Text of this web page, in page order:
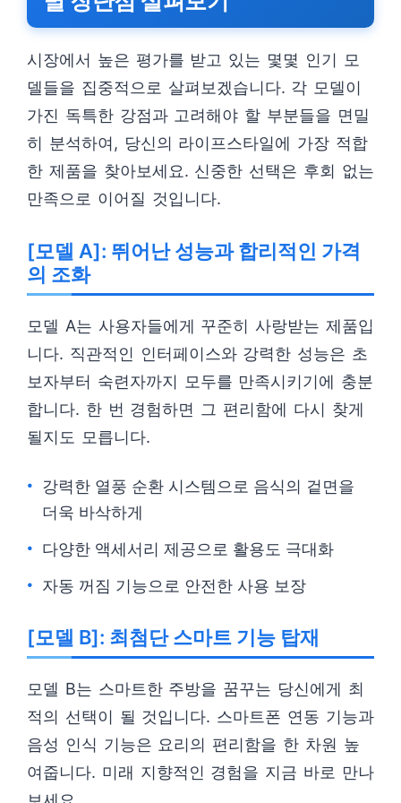
시장에서 높은 평가를 받고 있는 몇몇 인기 모
델들을 집중적으로 살펴보겠습니다. 각 모델이
가진 독특한 강점과 고려해야 할 부분들을 면밀
히 분석하여, 당신의 라이프스타일에 가장 적합
한 제품을 찾아보세요. 신중한 선택은 후회 없는
만족으로 이어질 것입니다.
[모델 A]: 뛰어난 성능과 합리적인 가격
의 조화
모델 A는 사용자들에게 꾸준히 사랑받는 제품입
니다. 직관적인 인터페이스와 강력한 성능은 초
보자부터 숙련자까지 모두를 만족시키기에 충분
합니다. 한 번 경험하면 그 편리함에 다시 찾게
될지도 모릅니다.
강력한 열풍 순환 시스템으로 음식의 겉면을
더욱 바삭하게
다양한 액세서리 제공으로 활용도 극대화
자동 꺼짐 기능으로 안전한 사용 보장
[모델 B]: 최첨단 스마트 기능 탑재
모델 B는 스마트한 주방을 꿈꾸는 당신에게 최
적의 선택이 될 것입니다. 스마트폰 연동 기능과
음성 인식 기능은 요리의 편리함을 한 차원 높
여줍니다. 미래 지향적인 경험을 지금 바로 만나